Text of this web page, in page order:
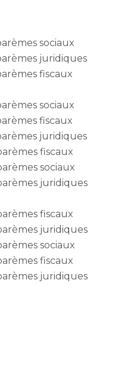
sociaux
juridiques
fiscaux
sociaux
fiscaux
juridiques
fiscaux
sociaux
juridiques
fiscaux
juridiques
sociaux
fiscaux
juridiques